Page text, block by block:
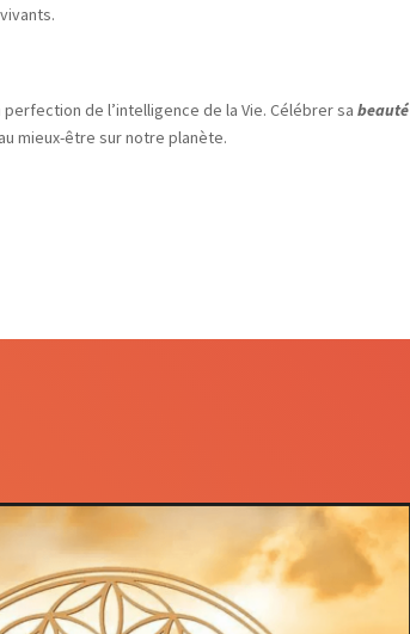
perfection de l’intelligence de la Vie. Célébrer sabeauté
au mieux-être sur notre planète.